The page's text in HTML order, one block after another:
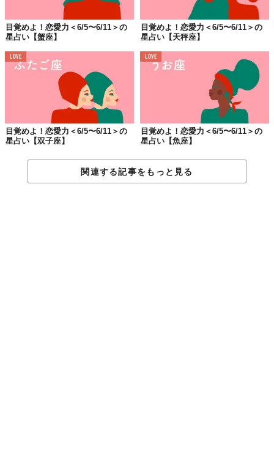
目覚めよ！恋愛力＜6/5〜6/11＞の
星占い【蟹座】
目覚めよ！恋愛力＜6/5〜6/11＞の
星占い【天秤座】
LOVE
目覚めよ！恋愛力＜6/5〜6/11＞の
星占い【双子座】
LOVE
目覚めよ！恋愛力＜6/5〜6/11＞の
星占い【魚座】
関連する記事をもっと見る